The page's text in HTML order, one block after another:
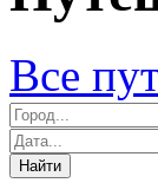
Все